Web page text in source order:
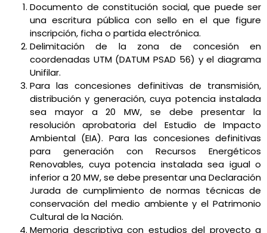
Documento de constitución social, que puede ser
una escritura pública con sello en el que figure
inscripción, ficha o partida electrónica.
Delimitación de la zona de concesión en
coordenadas UTM (DATUM PSAD 56) y el diagrama
Unifilar.
Para las concesiones definitivas de transmisión,
distribución y generación, cuya potencia instalada
sea mayor a 20 MW, se debe presentar la
resolución aprobatoria del Estudio de Impacto
Ambiental (EIA). Para las concesiones definitivas
para generación con Recursos Energéticos
Renovables, cuya potencia instalada sea igual o
inferior a 20 MW, se debe presentar una Declaración
Jurada de cumplimiento de normas técnicas de
conservación del medio ambiente y el Patrimonio
Cultural de la Nación.
Memoria descriptiva con estudios del proyecto a